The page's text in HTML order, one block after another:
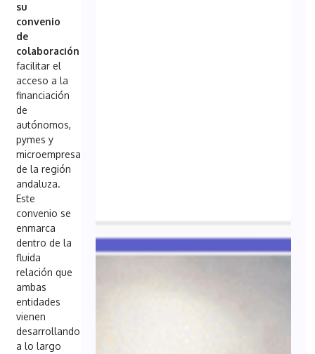
su
convenio
de
colaboración
facilitar el
acceso a la
financiación
de
autónomos,
pymes y
microempresas
de la región
andaluza.
Este
convenio se
enmarca
dentro de la
fluida
relación que
ambas
entidades
vienen
desarrollando
a lo largo